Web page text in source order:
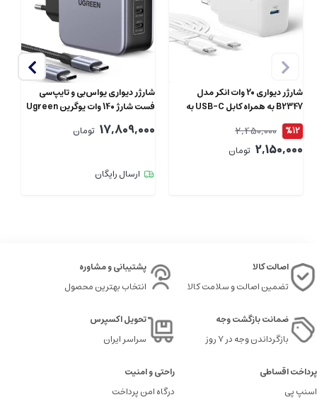
شارژر دیواری 20 وات انکر مدل
B2347 به همراه کابل USB-C به
طول 1.5 متر
%12
2,450,000
2,150,000 تومان
شارژر دیواری یو‌اس‌بی و تایپ‌‌سی
فست شارژ 140 وات یوگرین Ugreen
17,809,000 تومان
ارسال رایگان
اصالت کالا
تضمین اصالت و سلامت کالا
پشتیبانی و مشاوره
انتخاب بهترین محصول
ضمانت بازگشت وجه
بازگرداندن وجه در ۷ روز
تحویل اکسپرس
سراسر ایران
پرداخت اقساطی
اسنپ پی
راحتی و امنیت
درگاه امن پرداخت